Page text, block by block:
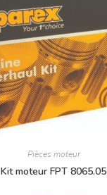
Pièces moteur
Kit moteur FPT 8065.05